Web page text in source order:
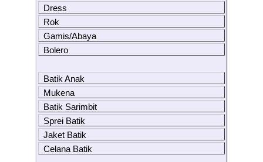
Dress
Rok
Gamis/Abaya
Bolero
Batik Anak
Mukena
Batik Sarimbit
Sprei Batik
Jaket Batik
Celana Batik